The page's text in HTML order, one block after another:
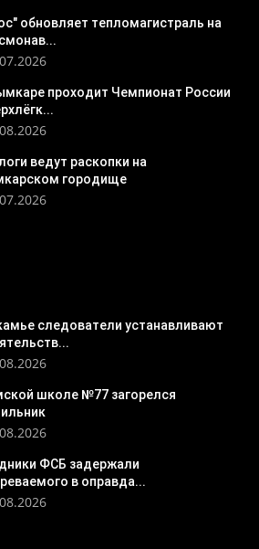
обновляет тепломагистраль на
проходит Чемпионат России
ведут раскопки на
городище
следователи устанавливают
школе №77 загорелся
ФСБ задержали
в оправда...